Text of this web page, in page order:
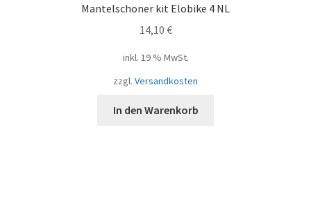
Mantelschoner kit Elobike 4 NL
14,10 €
inkl. 19 % MwSt.
zzgl. Versandkosten
In den Warenkorb